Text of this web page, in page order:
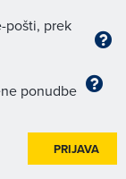
pošti, prek
ponudbe
PRIJAVA